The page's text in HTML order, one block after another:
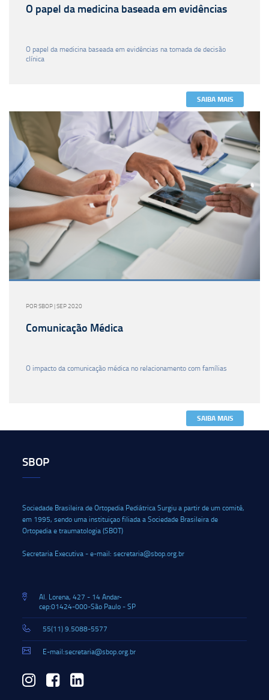
O papel da medicina baseada em evidências
O papel da medicina baseada em evidências na tomada de decisão
clínica
SAIBA MAIS
POR SBOP | SEP 2020
Comunicação Médica
O impacto da comunicação médica no relacionamento com famílias
SAIBA MAIS
SBOP
Sociedade Brasileira de Ortopedia Pediátrica Surgiu a partir de um comitê,
em 1995, sendo uma instituiçao filiada a Sociedade Brasileira de
Ortopedia e traumatologia (SBOT)
Secretaria Executiva - e-mail: secretaria@sbop.org.br
Al. Lorena, 427 - 14 Andar-
cep:01424-000-São Paulo - SP
55(11) 9.5088-5577
E-mail:secretaria@sbop.org.br